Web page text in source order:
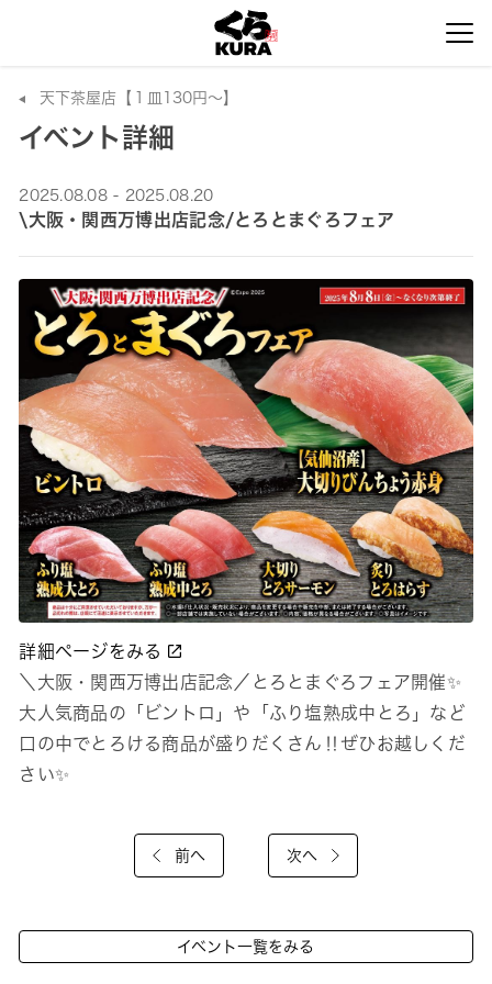
天下茶屋店【１皿130円～】
イベント詳細
2025.08.08 - 2025.08.20
\大阪・関西万博出店記念/とろとまぐろフェア
詳細ページをみる
＼大阪・関西万博出店記念／とろとまぐろフェア開催✨
大人気商品の「ビントロ」や「ふり塩熟成中とろ」など
口の中でとろける商品が盛りだくさん‼ぜひお越しくだ
さい✨
前へ 次へ
イベント一覧をみる